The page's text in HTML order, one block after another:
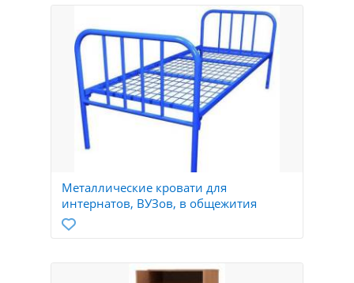
Металлические кровати для
интернатов, ВУЗов, в общежития